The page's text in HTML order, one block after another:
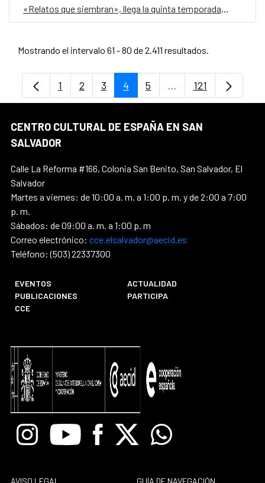
Mostrando el intervalo 61 - 80 de 2.411 resultados.
Página
1 Página
2 Página
3 Página
4 Página
5 ...PáginasPágina
121
CENTRO CULTURAL DE ESPAÑA EN SAN
SALVADOR
Calle La Reforma #166, Colonia San Benito, San Salvador, El
Salvador
Martes a viernes: de 10:00 a. m. a 1:00 p. m. y de 2:00 a 7:00
p. m.
Sábados: de 09:00 a. m. a 1:00 p. m
Correo electrónico: cce.elsalvador@aecid.es
Teléfono: (503) 22337300
EVENTOS
ACTUALIDAD
PUBLICACIONES
PARTICIPA
CCE
InstagramYoutube Facebook
X Whatsapp